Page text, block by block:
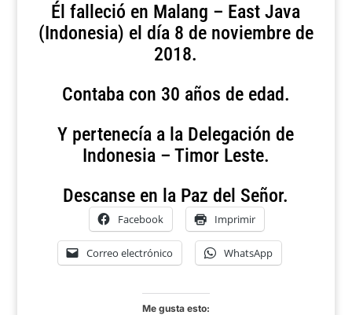
Él falleció en Malang – East Java
(Indonesia) el día 8 de noviembre de
2018.
Contaba con 30 años de edad.
Y pertenecía a la Delegación de
Indonesia – Timor Leste.
Descanse en la Paz del Señor.
Facebook Imprimir
Correo electrónico WhatsApp
Me gusta esto: